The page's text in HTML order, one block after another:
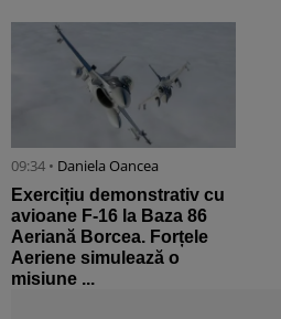
09:34 • Daniela Oancea
Exercițiu demonstrativ cu
avioane F-16 la Baza 86
Aeriană Borcea. Forțele
Aeriene simulează o
misiune ...